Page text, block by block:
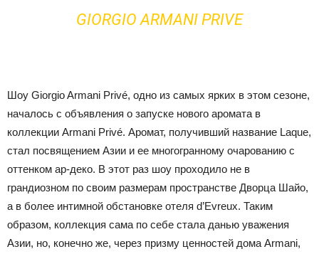
GIORGIO ARMANI PRIVE
Шоу Giorgio Armani Privé, одно из самых ярких в этом сезоне,
началось с объявления о запуске нового аромата в
коллекции Armani Privé. Аромат, получивший название Laque,
стал посвящением Азии и ее многогранному очарованию с
оттенком ар-деко. В этот раз шоу проходило не в
грандиозном по своим размерам пространстве Дворца Шайо,
а в более интимной обстановке отеля d’Evreux. Таким
образом, коллекция сама по себе стала данью уважения
Азии, но, конечно же, через призму ценностей дома Armani,